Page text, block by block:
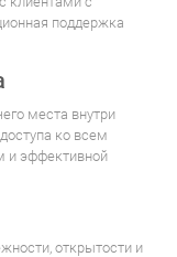
поддержка
места внутри
ко всем
и эффективной
открытости и